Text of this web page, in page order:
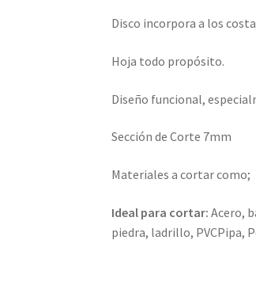
Disco incorpora a los
Hoja todo propósito.
Diseño funcional,
Sección de Corte 7mm
Materiales a cortar
Ideal para cortar: Acero,
piedra, ladrillo, PVCPipa,